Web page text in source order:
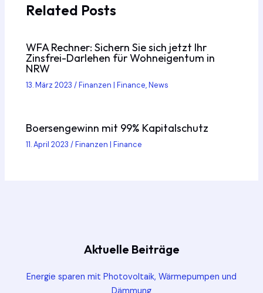
Related Posts
WFA Rechner: Sichern Sie sich jetzt Ihr
Zinsfrei-Darlehen für Wohneigentum in
NRW
13. März 2023/Finanzen | Finance,News
Boersengewinn mit 99% Kapitalschutz
11. April 2023/Finanzen | Finance
Aktuelle Beiträge
Energie sparen mit Photovoltaik, Wärmepumpen und